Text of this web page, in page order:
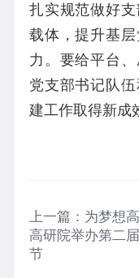
扎实规范做好
载体，提升基
力。要给平台
党支部书记队
建工作取得新成
上一篇： 为梦想
高研院举办第二
节